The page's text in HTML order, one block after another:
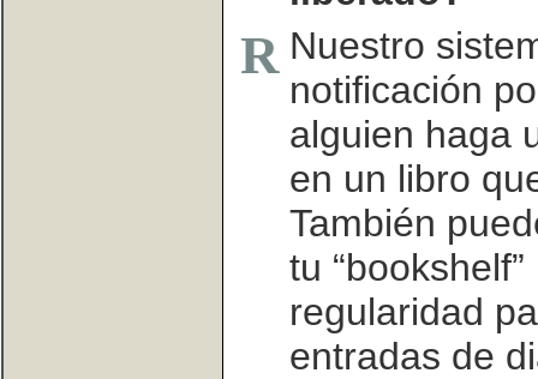
R Nuestro
notificación
alguien haga
en un libro
También
tu
regularidad
entradas de